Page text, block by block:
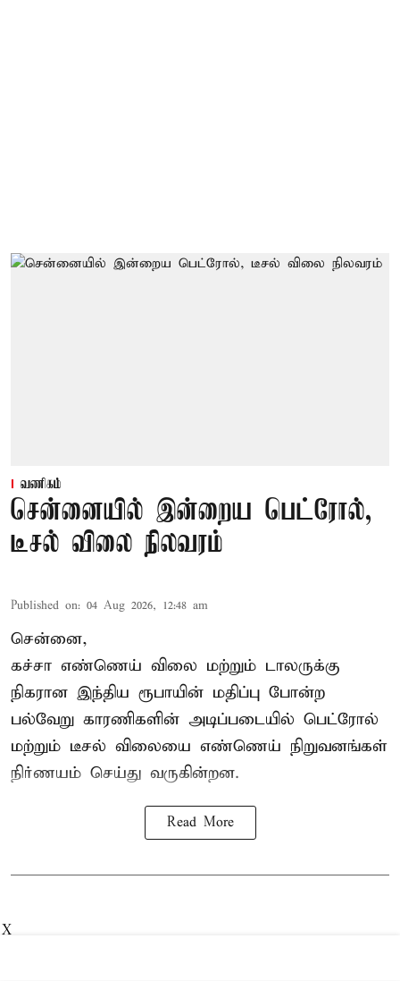
வணிகம்
சென்னையில் இன்றைய பெட்ரோல்,
டீசல் விலை நிலவரம்
Published on: 04 Aug 2026, 12:48 am
சென்னை,
கச்சா எண்ணெய் விலை மற்றும் டாலருக்கு
நிகரான இந்திய ரூபாயின் மதிப்பு போன்ற
பல்வேறு காரணிகளின் அடிப்படையில் பெட்ரோல்
மற்றும் டீசல் விலையை எண்ணெய் நிறுவனங்கள்
நிர்ணயம் செய்து வருகின்றன.
Read More
X